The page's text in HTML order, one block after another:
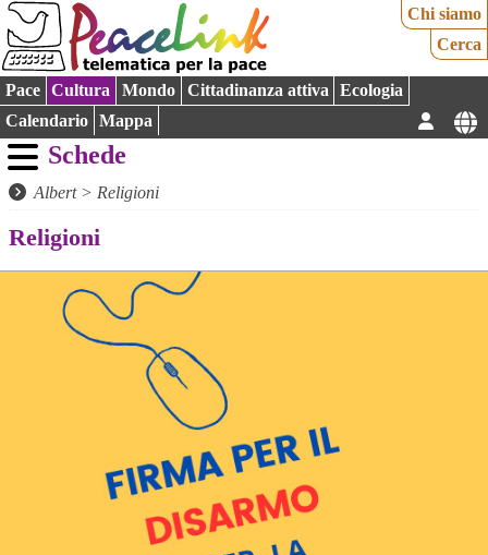
Chi siamo
Cerca
Pace Cultura Mondo Cittadinanza attiva
Ecologia
Calendario
Mappa
Schede
Albert> Religioni
Religioni